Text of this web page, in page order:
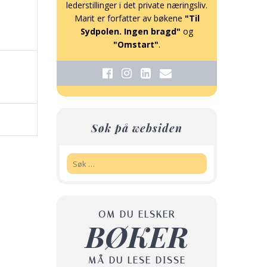
lederstillinger i det private næringsliv.
Marit er forfatter av bøkene "Til
Sydpolen. Ingen bragd" og
"Omstart".
Søk på websiden
OM DU ELSKER
BØKER
MÅ DU LESE DISSE